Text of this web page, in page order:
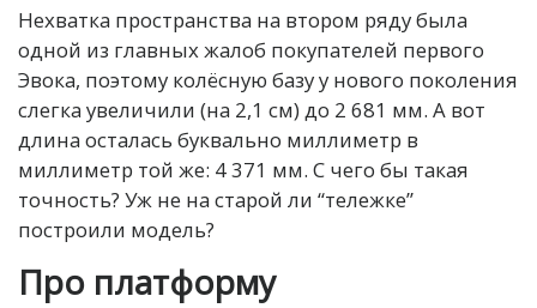
Нехватка пространства на втором ряду была
одной из главных жалоб покупателей первого
Эвока, поэтому колёсную базу у нового поколения
слегка увеличили (на 2,1 см) до 2 681 мм. А вот
длина осталась буквально миллиметр в
миллиметр той же: 4 371 мм. С чего бы такая
точность? Уж не на старой ли “тележке”
построили модель?
Про платформу